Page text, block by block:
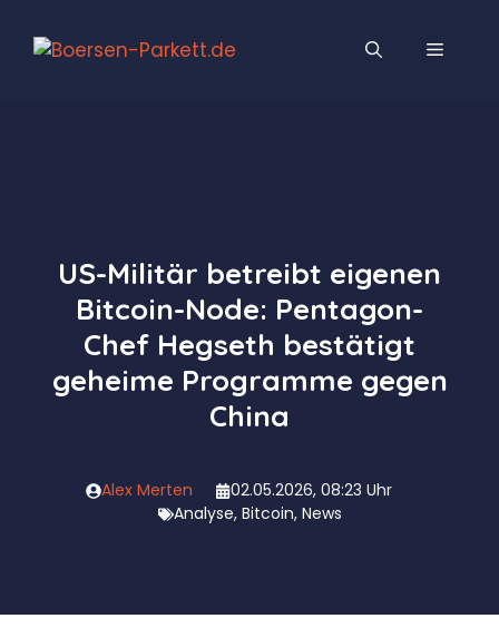
Inhalt
MENÜ
US-Militär betreibt eigenen
Bitcoin-Node: Pentagon-
Chef Hegseth bestätigt
geheime Programme gegen
China
Alex Merten
02.05.2026, 08:23 Uhr
Analyse, Bitcoin, News